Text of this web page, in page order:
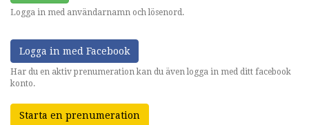
Logga in med användarnamn och lösenord.
Logga in med Facebook
Har du en aktiv prenumeration kan du även logga in med ditt facebook
konto.
Starta en prenumeration